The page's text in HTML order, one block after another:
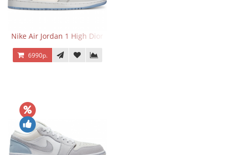
Nike Air Jordan 1 High Dior
6990р.